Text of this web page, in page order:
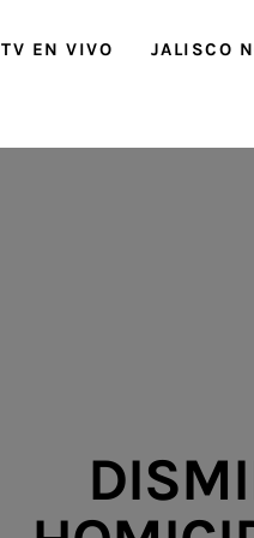
TV EN VIVO JALISCO